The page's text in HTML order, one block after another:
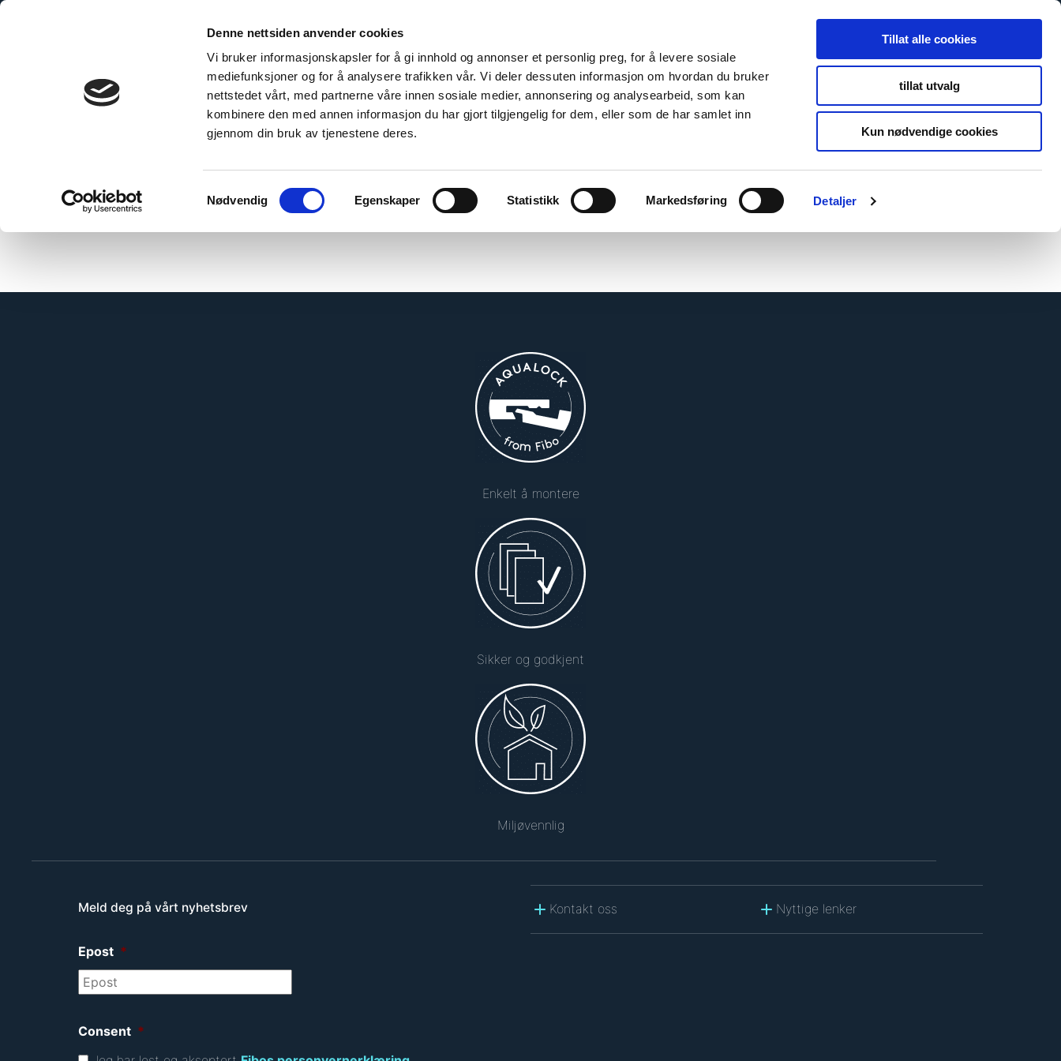
Denne nettsiden anvender cookies
Vi bruker informasjonskapsler for å gi innhold og annonser et personlig preg, for å levere sosiale
mediefunksjoner og for å analysere trafikken vår. Vi deler dessuten informasjon om hvordan du bruker
nettstedet vårt, med partnerne våre innen sosiale medier, annonsering og analysearbeid, som kan
kombinere den med annen informasjon du har gjort tilgjengelig for dem, eller som de har samlet inn
gjennom din bruk av tjenestene deres.
Samtykkevalg
Nødvendig Egenskaper Statistikk Markedsføring Detaljer
Tillat alle cookies
tillat utvalg
Kun nødvendige cookies
Skip
Enkelt å montere
Sikker og godkjent
Miljøvennlig
Meld deg på vårt nyhetsbrev
Epost *
Consent *
Kontakt oss Nyttige lenker